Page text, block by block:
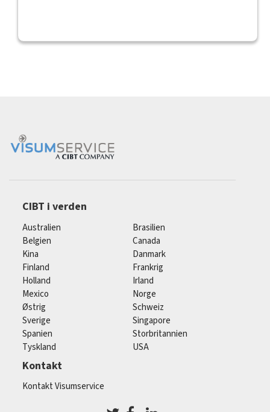
CIBT i verden
Australien
Brasilien
Belgien
Canada
Kina
Danmark
Finland
Frankrig
Holland
Irland
Mexico
Norge
Østrig
Schweiz
Sverige
Singapore
Spanien
Storbritannien
Tyskland
USA
Kontakt
Kontakt Visumservice